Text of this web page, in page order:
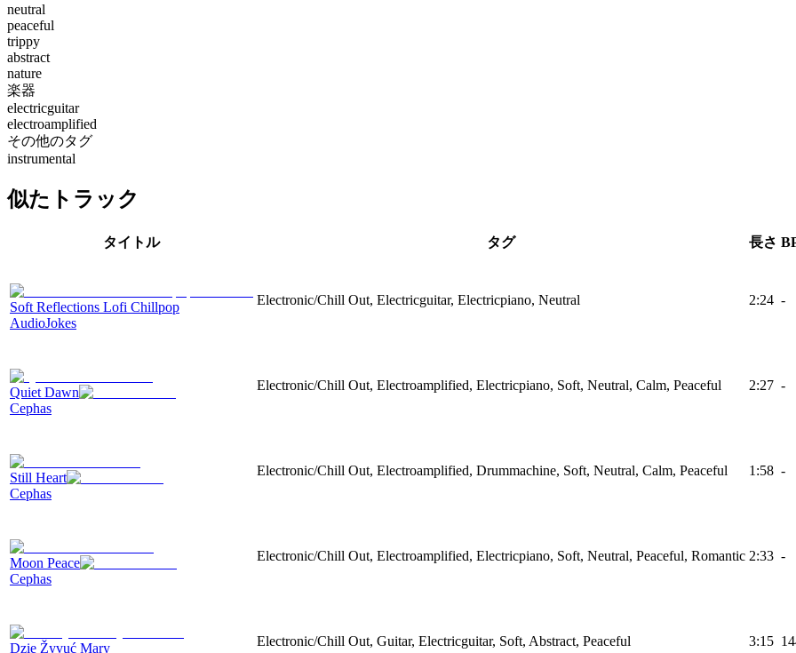
neutral
peaceful
trippy
abstract
nature
楽器
electricguitar
electroamplified
その他のタグ
instrumental
似たトラック
タイトル タグ 長さ
Soft Reflections Lofi Chillpop
AudioJokes
Electronic/Chill Out, Electricguitar, Electricpiano, Neutral 2:24 -
Quiet Dawn
Cephas
Electronic/Chill Out, Electroamplified, Electricpiano, Soft, Neutral, Calm, Peaceful 2:27 -
Still Heart
Cephas
Electronic/Chill Out, Electroamplified, Drummachine, Soft, Neutral, Calm, Peaceful 1:58 -
Moon Peace
Cephas
Electronic/Chill Out, Electroamplified, Electricpiano, Soft, Neutral, Peaceful, Romantic 2:33 -
Dzie Žyvuć Mary Electronic/Chill Out, Guitar, Electricguitar, Soft, Abstract, Peaceful 3:15